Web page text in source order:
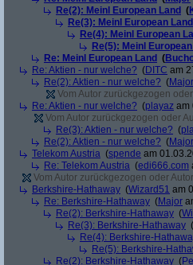
Re(2): Meinl European Land (
Re(3): Meinl European Land
Re(4): Meinl European
Re(5): Meinl
Re: Meinl European Land (
Re: Aktien - nur welche? (DITC am
Re(2): Aktien - nur welche? (Major
Vom Autor zurückgezogen
Re: Aktien - nur welche? (playaz am
Vom Autor zurückgezogen oder
Re(3): Aktien - nur welche? (
Re(2): Aktien - nur welche? (Major
Telekom Austria (spende am
Re: Telekom Austria (edi666.com
Vom Autor zurückgezogen oder
Berkshire-Hathaway (Wizard51 am
Re: Berkshire-Hathaway (Major
Re(2): Berkshire-Hathaway (
Re(3): Berkshire-Hathaway (
Re(4): Berkshire-
Re(5): Berkshire-
Re(2): Berkshire-Hathaway (